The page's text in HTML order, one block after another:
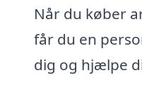
Når du køber
får du en
dig og hjælpe